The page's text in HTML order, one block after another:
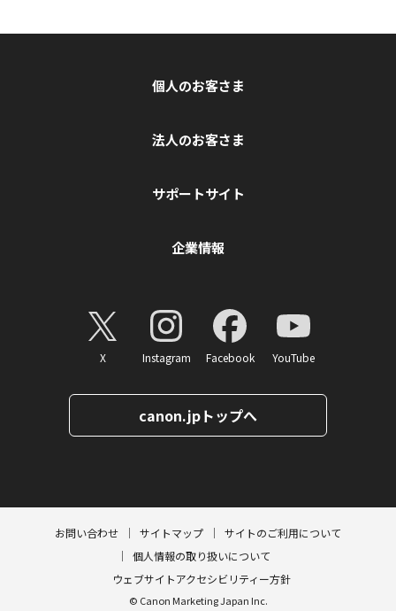
個人のお客さま
法人のお客さま
サポートサイト
企業情報
X Instagram Facebook YouTube
canon.jpトップへ
お問い合わせ サイトマップ
サイトのご利用について
個人情報の取り扱いについて
ウェブサイトアクセシビリティー方針
© Canon Marketing Japan Inc.